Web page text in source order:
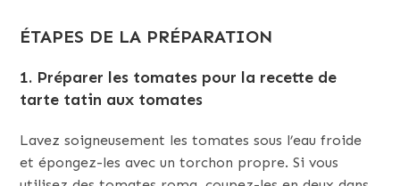
ÉTAPES DE LA PRÉPARATION
1. Préparer les tomates pour la recette de
tarte tatin aux tomates
Lavez soigneusement les tomates sous l’eau froide
et épongez-les avec un torchon propre. Si vous